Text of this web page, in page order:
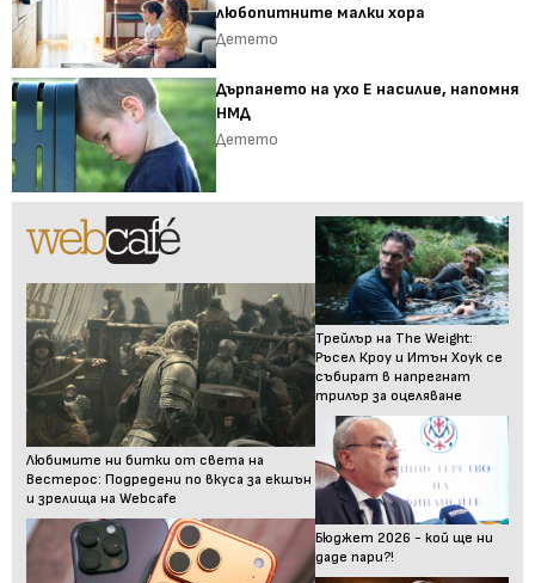
любопитните малки хора
Детето
Дърпането на ухо Е насилие, напомня
НМД
Детето
Любимите ни битки от света на
Вестерос: Подредени по вкуса за екшън
и зрелища на Webcafe
Трейлър на The Weight:
Ръсел Кроу и Итън Хоук се
събират в напрегнат
трилър за оцеляване
Бюджет 2026 - кой ще ни
даде пари?!